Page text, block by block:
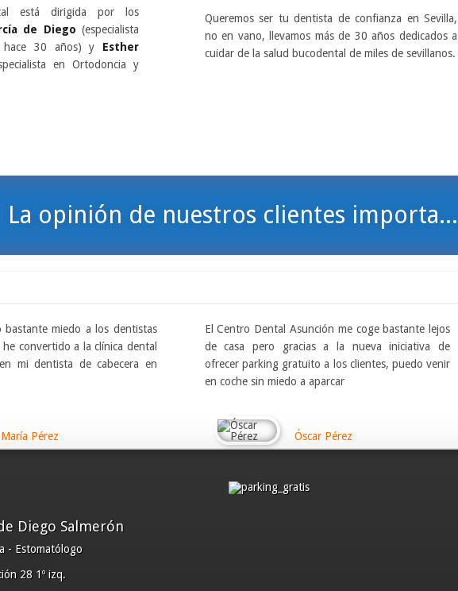
está dirigida por los
de Diego (especialista
hace 30 años) y Esther
en Ortodoncia y
Queremos ser tu dentista de confianza en Sevilla,
no en vano, llevamos más de 30 años dedicados a
cuidar de la salud bucodental de miles de sevillanos.
La opinión de nuestros clientes importa...
bastante miedo a los dentistas
convertido a la clínica dental
mi dentista de cabecera en
María Pérez
El Centro Dental Asunción me coge bastante lejos
de casa pero gracias a la nueva iniciativa de
ofrecer parking gratuito a los clientes, puedo venir
en coche sin miedo a aparcar
Óscar Pérez
Diego Salmerón
- Estomatólogo
28 1º izq.